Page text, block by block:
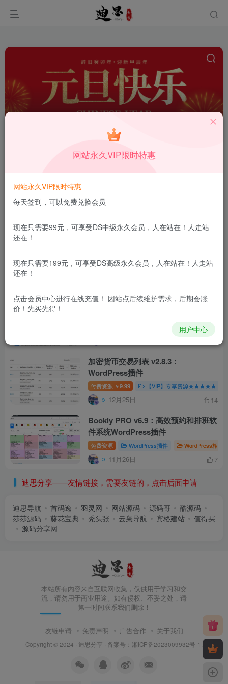
点赞 评论
付费资源
付费资源 30 WordPress插件 WordPress
WordPress灯笼插件，由lovestu网站
WordPress插件 WordPress
加密货币交易列表 v2.8.3：
WordPress插件
付费资源 ￥9.99 【VIP】专享资源★★★★★
12月25日 14
Bookly PRO v6.9：高效预约和排班软
件系统WordPress插件
免费资源 WordPress插件 WordPress相关
11月26日 7
迪思分享——友情链接，需要友链的，点击后面申请
迪思导航 首码逸 羽灵网 网站源码 源码哥
酷源码
莎莎源码
葵花宝典 秃头张 云枭导航 宾格建站
值得买
源码分享网
本站所有内容来自互联网收集，仅供用于学习和交
流，请勿用于商业用途。如有侵权、不妥之处，请
第一时间联系我们删除！
友链申请 免责声明 广告合作 关于我们
Copyright © 2024 · 迪思分享 · 备案号： 湘ICP备2023009932号-1
网站永久VIP限时特惠
网站永久VIP限时特惠
每天签到，可以免费兑换会员
现在只需要99元，可享受DS中级永久会员，人在站在！人走站
还在！
现在只需要199元，可享受DS高级永久会员，人在站在！人走站
还在！
点击会员中心进行在线充值！ 因站点后续维护需求，后期会涨
价！先买先得！
用户中心